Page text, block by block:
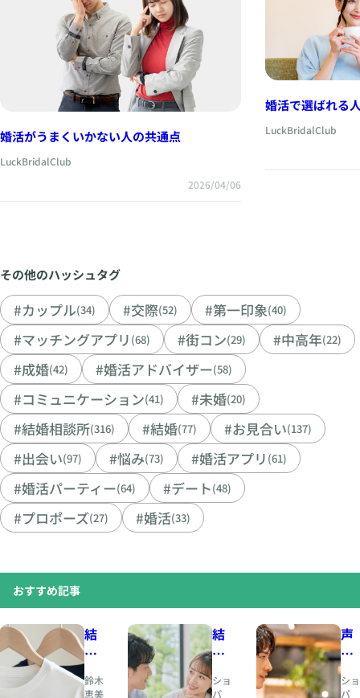
婚活がうまくいかない人の共通点
LuckBridalClub
2026/04/06
婚活で選ばれる
LuckBridalClub
その他のハッシュタグ
#カップル(34) #交際(52) #第一印象(40)
#マッチングアプリ (68) #街コン(29) #中高年(22)
#成婚(42) #婚活アドバイザー(58)
#コミュニケーション(41) #未婚(20)
#結婚相談所(316) #結婚(77) #お見合い(137)
#出会い(97) #悩み(73) #婚活アプリ (61)
#婚活パーティー(64) #デート(48)
#プロポーズ(27) #婚活(33)
おすすめ記事
結
婚
相
談
鈴木
恵美
結
婚
と
は
ショ
パ
声
の
印
象
ショ
パ